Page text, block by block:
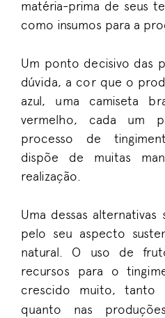
matéria-prima de seus
como insumos para a
Um ponto decisivo das
dúvida, a cor que o
azul, uma camiseta
vermelho, cada um
processo de
dispõe de muitas
realização.
Uma dessas
pelo seu aspecto
natural. O uso de
recursos para o
crescido muito, tanto
quanto nas